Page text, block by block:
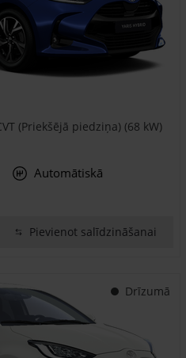
(Priekšējā piedziņa) (68 kW)
Automātiskā
Pievienot salīdzināšanai
Drīzumā